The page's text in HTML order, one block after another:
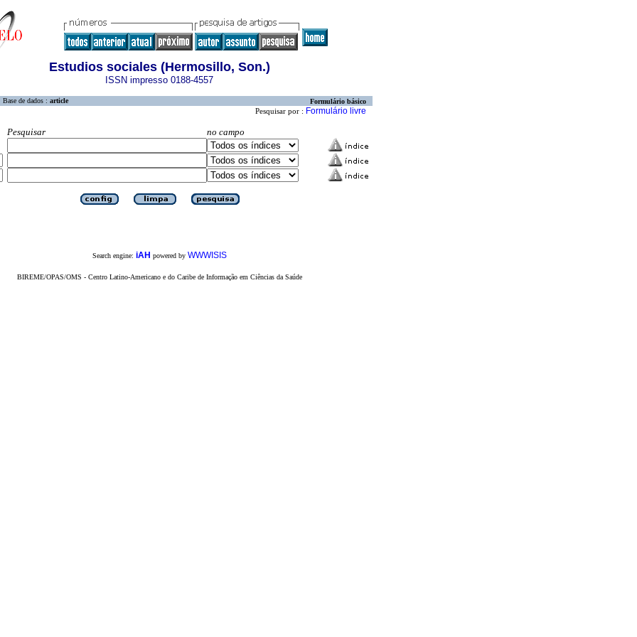
Estudios sociales (Hermosillo, Son.)
ISSN impresso 0188-4557
Base de dados : article Formulário básico
Pesquisar por : Formulário livre
Pesquisar
no campo
Search engine: iAH powered by WWWISIS
BIREME/OPAS/OMS - Centro Latino-Americano e do Caribe de Informação em Ciências da Saúde